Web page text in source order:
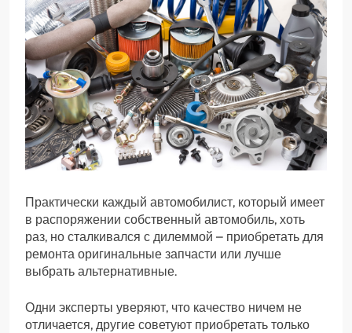
Практически каждый автомобилист, который имеет
в распоряжении собственный автомобиль, хоть
раз, но сталкивался с дилеммой – приобретать для
ремонта оригинальные запчасти или лучше
выбрать альтернативные.
Одни эксперты уверяют, что качество ничем не
отличается, другие советуют приобретать только